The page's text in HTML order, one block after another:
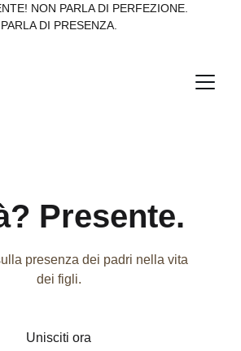
NON PARLA DI PERFEZIONE.
PARLA DI PRESENZA.
Presente.
presenza dei padri nella vita
dei figli.
Unisciti ora